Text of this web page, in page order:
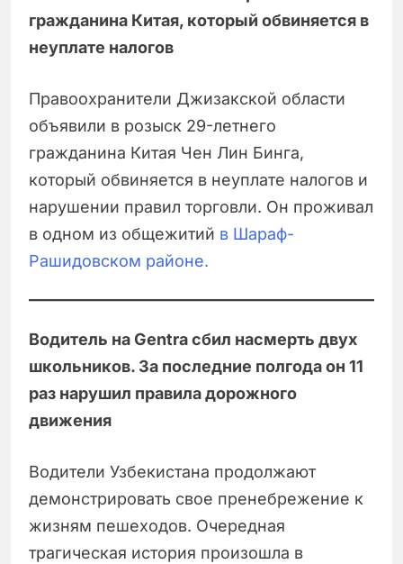
гражданина Китая, который обвиняется в
неуплате налогов
Правоохранители Джизакской области
объявили в розыск 29-летнего
гражданина Китая Чен Лин Бинга,
который обвиняется в неуплате налогов и
нарушении правил торговли. Он проживал
в одном из общежитий в Шараф-
Рашидовском районе.
Водитель на Gentra сбил насмерть двух
школьников. За последние полгода он 11
раз нарушил правила дорожного
движения
Водители Узбекистана продолжают
демонстрировать свое пренебрежение к
жизням пешеходов. Очередная
трагическая история произошла в